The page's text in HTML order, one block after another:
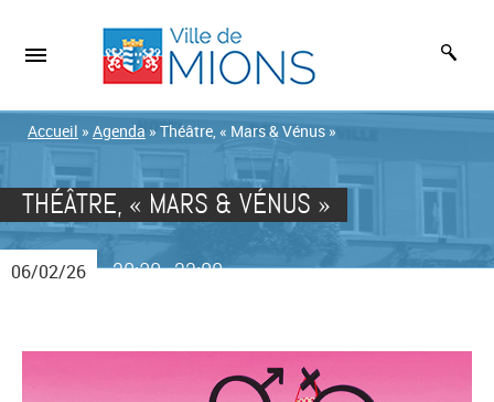
Accueil » Agenda » Théâtre, « Mars & Vénus »
THÉÂTRE, « MARS & VÉNUS »
06/02/26 20:30-22:00